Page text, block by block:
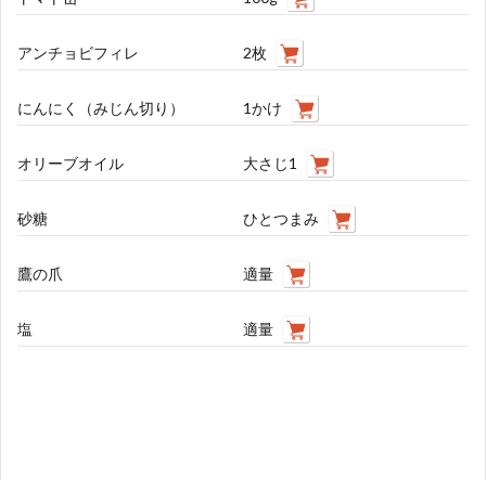
アンチョビフィレ 2枚
にんにく（みじん切り） 1かけ
オリーブオイル 大さじ1
砂糖 ひとつまみ
鷹の爪 適量
塩 適量